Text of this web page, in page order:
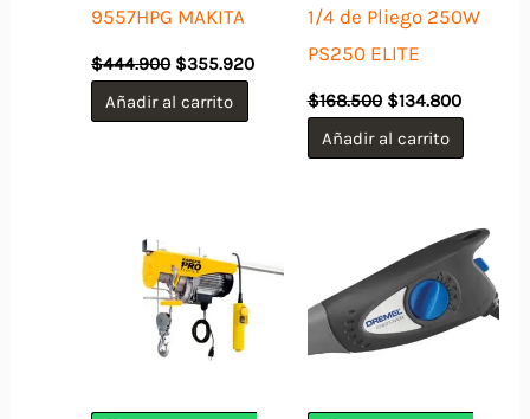
9557HPG MAKITA
$444.900 El
precio
original
era:
$355.920El
$355.920.
Añadir al carrito
1/4 de Pliego 250W
PS250 ELITE
$168.500 El
precio
original
era:
$134.800El
precio
es:
Añadir al carrito